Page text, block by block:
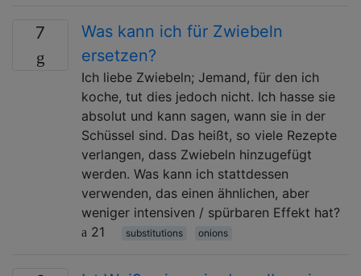
7
Was kann ich für Zwiebeln
ersetzen?
Ich liebe Zwiebeln; Jemand, für den ich
koche, tut dies jedoch nicht. Ich hasse sie
absolut und kann sagen, wann sie in der
Schüssel sind. Das heißt, so viele Rezepte
verlangen, dass Zwiebeln hinzugefügt
werden. Was kann ich stattdessen
verwenden, das einen ähnlichen, aber
weniger intensiven / spürbaren Effekt hat?
21
substitutions onions